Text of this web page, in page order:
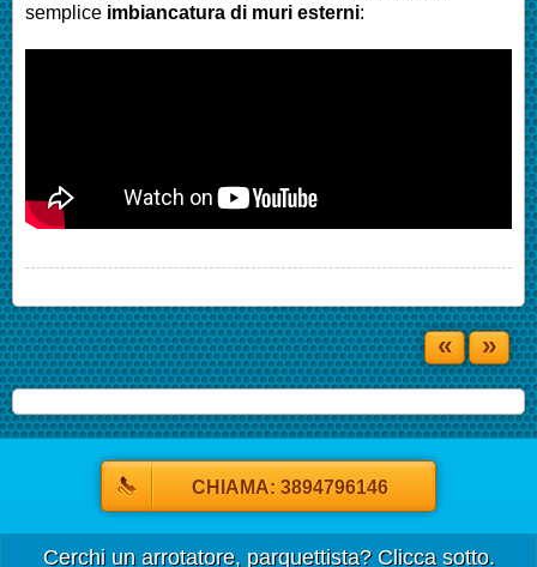
semplice imbiancatura di muri esterni:
« »
CHIAMA: 3894796146
Cerchi un arrotatore, parquettista? Clicca sotto.